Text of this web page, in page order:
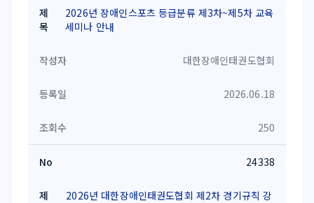
2026년 장애인스포츠 등급분류 제3차~제5차 교육
세미나 안내
대한장애인태권도협회
2026.06.18
250
24338
2026년 대한장애인태권도협회 제2차 경기규칙 강